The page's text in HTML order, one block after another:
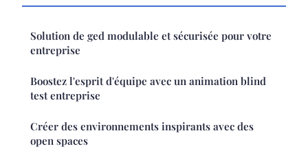
Solution de ged modulable et sécurisée pour votre
entreprise
Boostez l'esprit d'équipe avec un animation blind
test entreprise
Créer des environnements inspirants avec des
open spaces